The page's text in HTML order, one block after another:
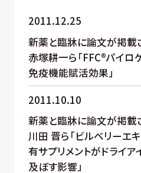
2011.12.25
新薬と臨牀に論文が掲載
赤塚耕一ら「FFC®パイロ
免疫機能賦活効果」
2011.10.10
新薬と臨牀に論文が掲載
川田 晋ら「ビルベリーエ
有サプリメントがドライ
及ぼす影響」